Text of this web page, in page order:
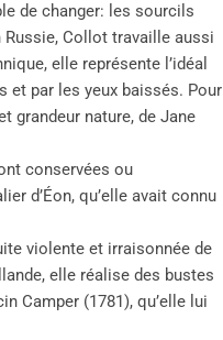
de changer: les sourcils
Collot travaille aussi
elle représente l’idéal
et par les yeux baissés. Pour
grandeur nature, de Jane
conservées ou
d’Éon, qu’elle avait connu
violente et irraisonnée de
elle réalise des bustes
Camper (1781), qu’elle lui